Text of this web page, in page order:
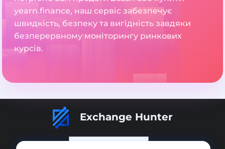
yearn.finance, наш сервіс забезпечує
швидкість, безпеку та вигідність завдяки
безперервному моніторингу ринкових
курсів.
Exchange Hunter